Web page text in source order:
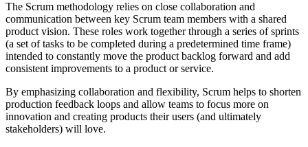
The Scrum methodology relies on close collaboration and
communication between key Scrum team members with a shared
product vision. These roles work together through a series of sprints
(a set of tasks to be completed during a predetermined time frame)
intended to constantly move the product backlog forward and add
consistent improvements to a product or service.
By emphasizing collaboration and flexibility, Scrum helps to shorten
production feedback loops and allow teams to focus more on
innovation and creating products their users (and ultimately
stakeholders) will love.